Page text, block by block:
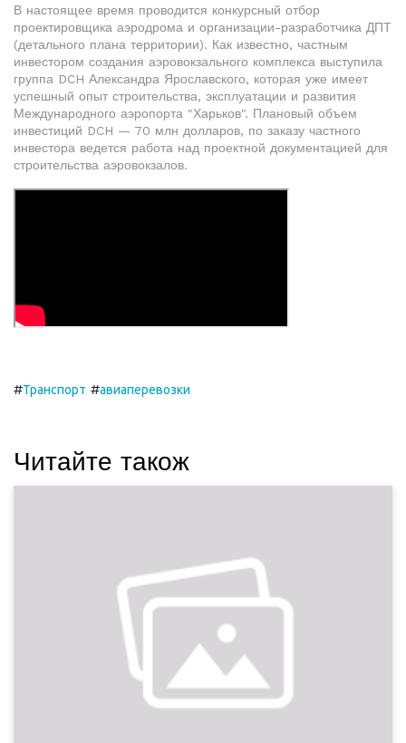
В настоящее время проводится конкурсный отбор
проектировщика аэродрома и организации-разработчика ДПТ
(детального плана территории). Как известно, частным
инвестором создания аэровокзального комплекса выступила
группа DCH Александра Ярославского, которая уже имеет
успешный опыт строительства, эксплуатации и развития
Международного аэропорта "Харьков". Плановый объем
инвестиций DCH — 70 млн долларов, по заказу частного
инвестора ведется работа над проектной документацией для
строительства аэровокзалов.
#Транспорт #авиаперевозки
Читайте також